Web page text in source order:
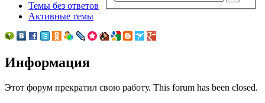
Темы без ответов
Активные темы
Информация
Этот форум прекратил свою работу. This forum has been closed.